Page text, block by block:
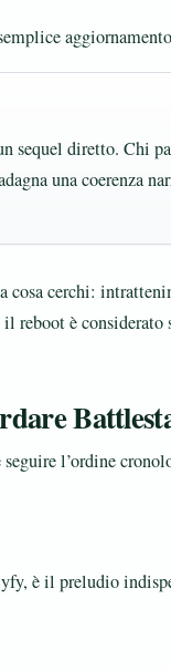
sequel diretto. Chi
una coerenza
cosa cerchi:
reboot è
l’ordine
è il preludio